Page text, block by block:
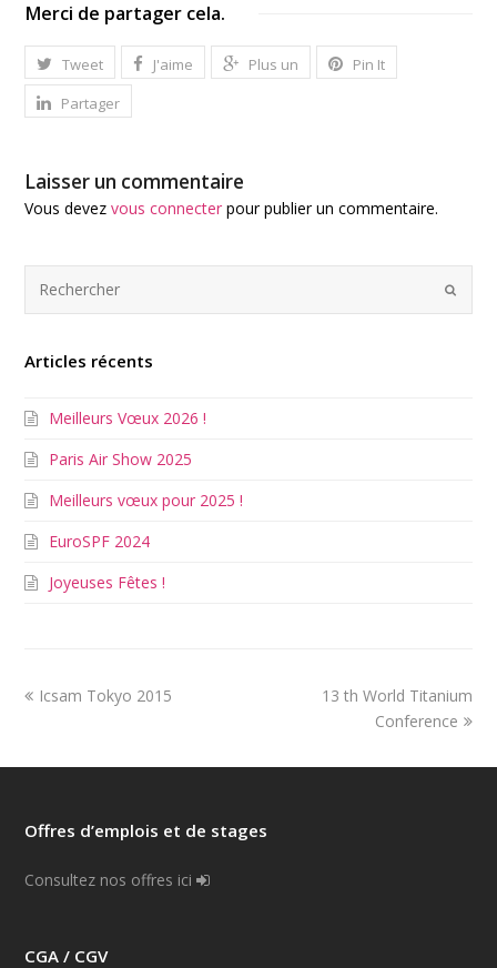
Merci de partager cela.
Tweet J'aime Plus un
Pin It
Partager
Laisser un commentaire
Vous devezvous connecter pour publier un commentaire.
Articles récents
Meilleurs Vœux 2026 !
Paris Air Show 2025
Meilleurs vœux pour 2025 !
EuroSPF 2024
Joyeuses Fêtes !
Icsam Tokyo 2015
13 th World Titanium
Conference
Offres d’emplois et de stages
Consultez nos offres ici
CGA / CGV